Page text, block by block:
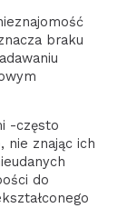
braku
-często
nie znając ich
do